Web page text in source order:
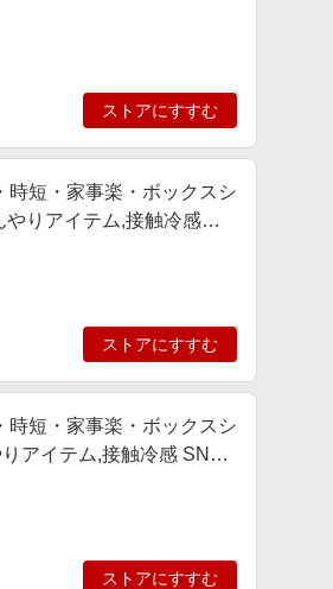
ストアにすすむ
時短・家事楽・ボックスシ
りアイテム,接触冷感
ストアにすすむ
時短・家事楽・ボックスシ
アイテム,接触冷感 SNS,
ストアにすすむ